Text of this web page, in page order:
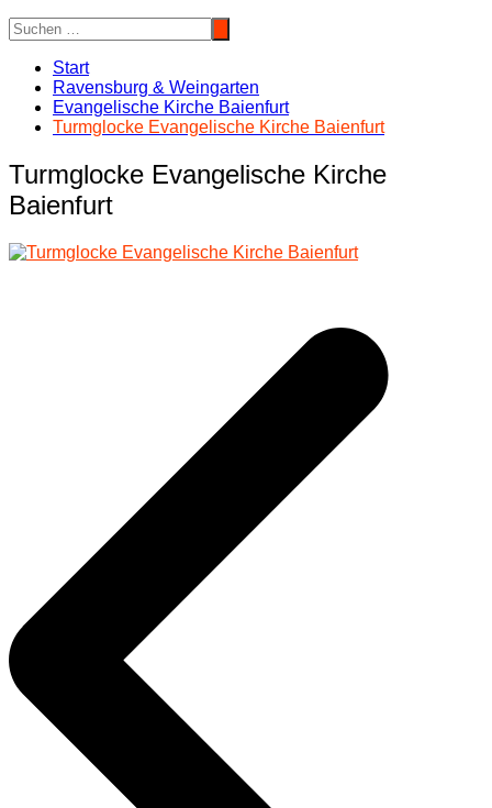
Start
Ravensburg & Weingarten
Evangelische Kirche Baienfurt
Turmglocke Evangelische Kirche Baienfurt
Turmglocke Evangelische Kirche
Baienfurt